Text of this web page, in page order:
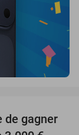
de gagner